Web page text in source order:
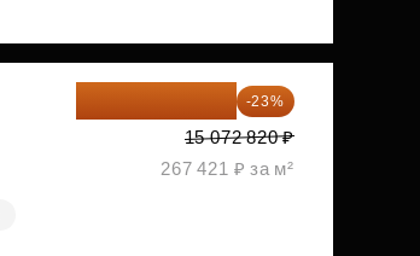
-23%
15 072 820 ₽
267 421 ₽ за м²